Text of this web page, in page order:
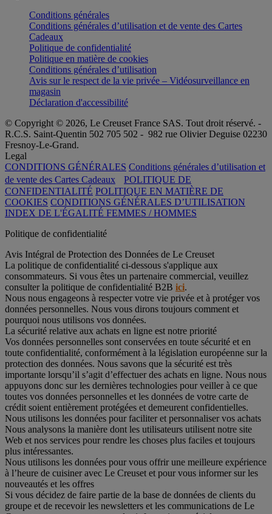
Conditions générales
Conditions générales d’utilisation et de vente des Cartes
Cadeaux
Politique de confidentialité
Politique en matière de cookies
Conditions générales d’utilisation
Avis sur le respect de la vie privée – Vidéosurveillance en
magasin
Déclaration d'accessibilité
© Copyright © 2026, Le Creuset France SAS. Tout droit réservé. -
R.C.S. Saint-Quentin 502 705 502 - 982 rue Olivier Deguise 02230
Fresnoy-Le-Grand.
Legal
CONDITIONS GÉNÉRALES Conditions générales d’utilisation et
de vente des Cartes Cadeaux
POLITIQUE DE
CONFIDENTIALITÉ POLITIQUE EN MATIÈRE DE
COOKIES CONDITIONS GÉNÉRALES D’UTILISATION
INDEX DE L'ÉGALITÉ FEMMES / HOMMES
Politique de confidentialité
Avis Intégral de Protection des Données de Le Creuset
La politique de confidentialité ci-dessous s'applique aux
consommateurs. Si vous êtes un partenaire commercial, veuillez
consulter la politique de confidentialité B2B ici.
Nous nous engageons à respecter votre vie privée et à protéger vos
données personnelles. Nous vous dirons toujours comment et
pourquoi nous utilisons vos données.
La sécurité relative aux achats en ligne est notre priorité
Vos données personnelles sont conservées en toute sécurité et en
toute confidentialité, conformément à la législation européenne sur la
protection des données. Nous savons que la sécurité est très
importante lorsqu’il s’agit d’effectuer des achats en ligne. Nous nous
appuyons donc sur les dernières technologies pour veiller à ce que
toutes vos données personnelles et les données de votre carte de
crédit soient entièrement protégées et demeurent confidentielles.
Nous utilisons les données pour faciliter et personnaliser vos achats
Nous analysons la manière dont les utilisateurs utilisent notre site
Web et nos services pour rendre les choses plus faciles et toujours
plus intéressantes.
Nous utilisons les données pour vous offrir une meilleure expérience
à l’heure de cuisiner avec Le Creuset et pour vous informer sur les
nouveautés et les offres
Si vous décidez de faire partie de la base de données de clients du
groupe et de recevoir les newsletters et les communications de Le